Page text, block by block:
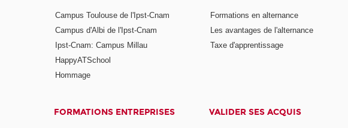
Campus Toulouse de l'Ipst-Cnam
Campus d'Albi de l'Ipst-Cnam
Ipst-Cnam: Campus Millau
HappyATSchool
Hommage
Formations en alternance
Les avantages de l'alternance
Taxe d'apprentissage
FORMATIONS ENTREPRISES VALIDER SES ACQUIS